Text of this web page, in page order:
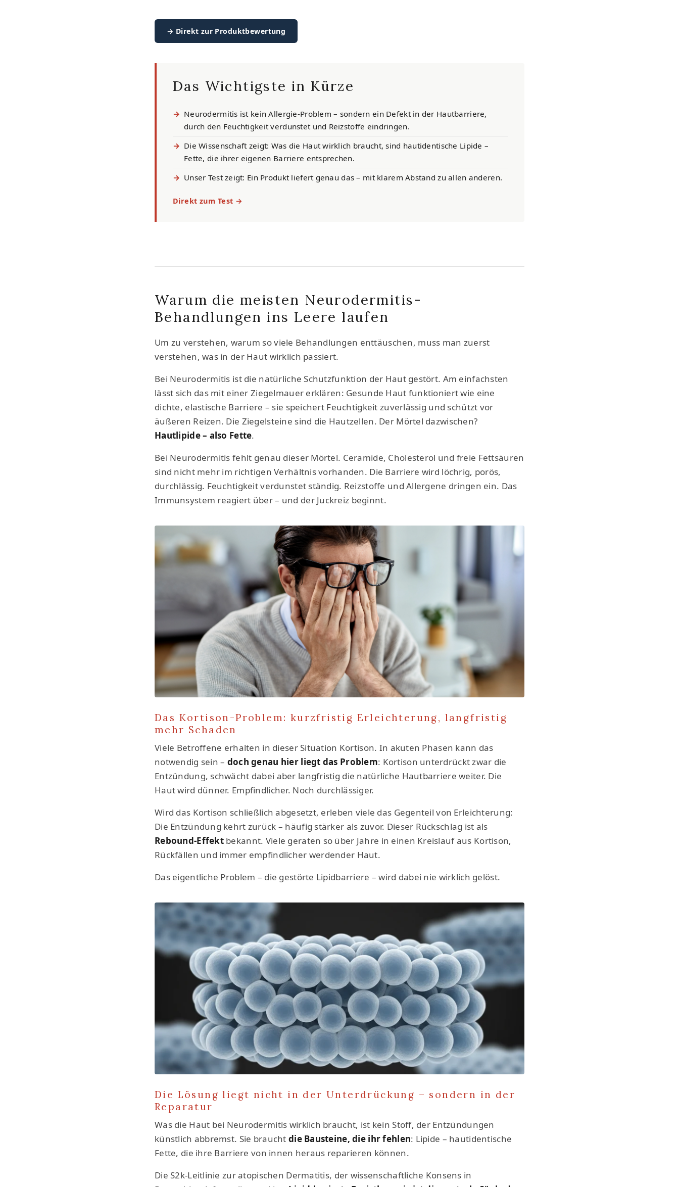
→ Direkt zur Produktbewertung
Das Wichtigste in Kürze
Neurodermitis ist kein Allergie-Problem – sondern ein Defekt in der Hautbarriere,
durch den Feuchtigkeit verdunstet und Reizstoffe eindringen.
Die Wissenschaft zeigt: Was die Haut wirklich braucht, sind hautidentische Lipide –
Fette, die ihrer eigenen Barriere entsprechen.
Unser Test zeigt: Ein Produkt liefert genau das – mit klarem Abstand zu allen anderen.
Direkt zum Test →
Warum die meisten Neurodermitis-
Behandlungen ins Leere laufen
Um zu verstehen, warum so viele Behandlungen enttäuschen, muss man zuerst
verstehen, was in der Haut wirklich passiert.
Bei Neurodermitis ist die natürliche Schutzfunktion der Haut gestört. Am einfachsten
lässt sich das mit einer Ziegelmauer erklären: Gesunde Haut funktioniert wie eine
dichte, elastische Barriere – sie speichert Feuchtigkeit zuverlässig und schützt vor
äußeren Reizen. Die Ziegelsteine sind die Hautzellen. Der Mörtel dazwischen?
Hautlipide – also Fette.
Bei Neurodermitis fehlt genau dieser Mörtel. Ceramide, Cholesterol und freie Fettsäuren
sind nicht mehr im richtigen Verhältnis vorhanden. Die Barriere wird löchrig, porös,
durchlässig. Feuchtigkeit verdunstet ständig. Reizstoffe und Allergene dringen ein. Das
Immunsystem reagiert über – und der Juckreiz beginnt.
Das Kortison-Problem: kurzfristig Erleichterung, langfristig
mehr Schaden
Viele Betroffene erhalten in dieser Situation Kortison. In akuten Phasen kann das
notwendig sein – doch genau hier liegt das Problem: Kortison unterdrückt zwar die
Entzündung, schwächt dabei aber langfristig die natürliche Hautbarriere weiter. Die
Haut wird dünner. Empfindlicher. Noch durchlässiger.
Wird das Kortison schließlich abgesetzt, erleben viele das Gegenteil von Erleichterung:
Die Entzündung kehrt zurück – häufig stärker als zuvor. Dieser Rückschlag ist als
Rebound-Effektbekannt. Viele geraten so über Jahre in einen Kreislauf aus Kortison,
Rückfällen und immer empfindlicher werdender Haut.
Das eigentliche Problem – die gestörte Lipidbarriere – wird dabei nie wirklich gelöst.
Die Lösung liegt nicht in der Unterdrückung – sondern in der
Reparatur
Was die Haut bei Neurodermitis wirklich braucht, ist kein Stoff, der Entzündungen
künstlich abbremst. Sie braucht die Bausteine, die ihr fehlen: Lipide – hautidentische
Fette, die ihre Barriere von innen heraus reparieren können.
Die S2k-Leitlinie zur atopischen Dermatitis, der wissenschaftliche Konsens in